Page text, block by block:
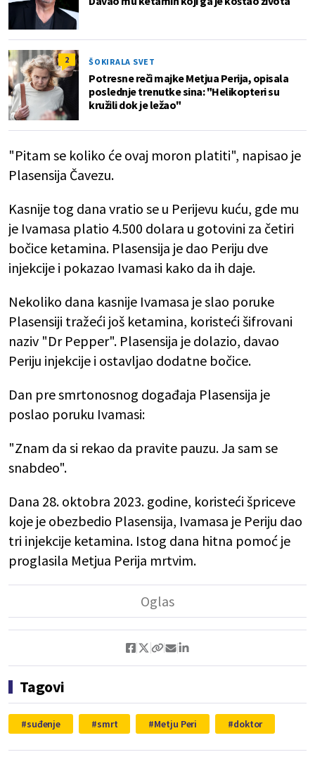
2 ŠOKIRALA SVET
Potresne reči majke Metjua Perija, opisala
poslednje trenutke sina: "Helikopteri su
kružili dok je ležao"
"Pitam se koliko će ovaj moron platiti", napisao je
Plasensija Čavezu.
Kasnije tog dana vratio se u Perijevu kuću, gde mu
je Ivamasa platio 4.500 dolara u gotovini za četiri
bočice ketamina. Plasensija je dao Periju dve
injekcije i pokazao Ivamasi kako da ih daje.
Nekoliko dana kasnije Ivamasa je slao poruke
Plasensiji tražeći još ketamina, koristeći šifrovani
naziv "Dr Pepper". Plasensija je dolazio, davao
Periju injekcije i ostavljao dodatne bočice.
Dan pre smrtonosnog događaja Plasensija je
poslao poruku Ivamasi:
"Znam da si rekao da pravite pauzu. Ja sam se
snabdeo".
Dana 28. oktobra 2023. godine, koristeći špriceve
koje je obezbedio Plasensija, Ivamasa je Periju dao
tri injekcije ketamina. Istog dana hitna pomoć je
proglasila Metjua Perija mrtvim.
Tagovi
suđenje smrt Metju Peri doktor